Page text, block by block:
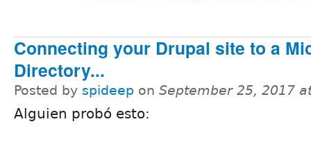
Connecting your Drupal site to a
Directory...
Posted by spideep on September 25, 2017
Alguien probó esto: